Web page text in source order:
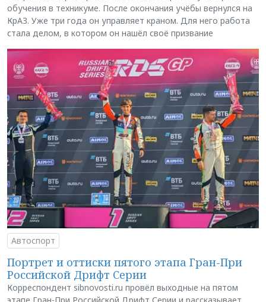
обучения в техникуме. После окончания учёбы вернулся на
КрАЗ. Уже три года он управляет краном. Для него работа
стала делом, в котором он нашёл своё призвание
Автоспорт
Портрет и оттиски пятого этапа Гран-При
Российской Дрифт Серии
Корреспондент sibnovosti.ru провёл выходные на пятом